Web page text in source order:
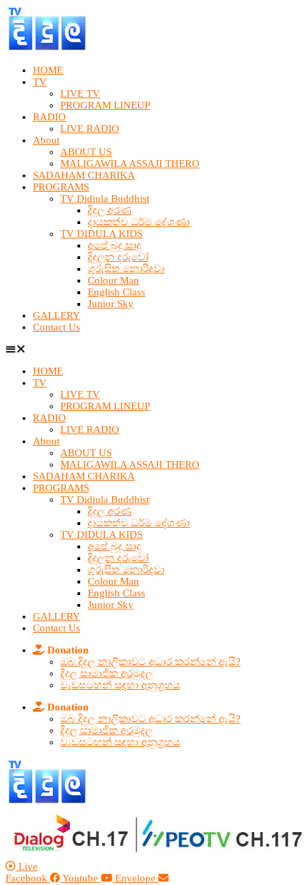
HOME
TV
LIVE TV
PROGRAM LINEUP
RADIO
LIVE RADIO
About
ABOUT US
MALIGAWILA ASSAJI THERO
SADAHAM CHARIKA
PROGRAMS
TV Didiula Buddhist
දිදුල අරණ
දායකත්ව ධර්ම දේශණා
TV DIDULA KIDS
අපේ බුදු සාදු
දිදුලන දරුවෝ
ගුරුසිත නොරිදවා
Colour Man
English Class
Junior Sky
GALLERY
Contact Us
HOME
TV
LIVE TV
PROGRAM LINEUP
RADIO
LIVE RADIO
About
ABOUT US
MALIGAWILA ASSAJI THERO
SADAHAM CHARIKA
PROGRAMS
TV Didiula Buddhist
දිදුල අරණ
දායකත්ව ධර්ම දේශණා
TV DIDULA KIDS
අපේ බුදු සාදු
දිදුලන දරුවෝ
ගුරුසිත නොරිදවා
Colour Man
English Class
Junior Sky
GALLERY
Contact Us
Donation
ඔබ දිදුල නාලිකාවට අධාර කරන්නේ ඇයි?
දිදුල සාමාජික අරමුදල
වැඩසටහන් සඳහා අනුග්‍රහය
Donation
ඔබ දිදුල නාලිකාවට අධාර කරන්නේ ඇයි?
දිදුල සාමාජික අරමුදල
වැඩසටහන් සඳහා අනුග්‍රහය
Live
Facebook
Youtube Envelope